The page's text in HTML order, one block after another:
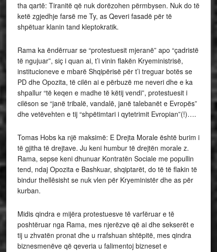
tha qartē: Tiranitë që nuk dorëzohen përmbysen. Nuk do të
ketë zgjedhje farsë me Ty, as Qeveri fasadë për të
shpëtuar klanin tand kleptokratik.
Rama ka ëndērruar se “protestuesit mjeranë” apo “çadristë
të ngujuar”, siç i quan ai, t’i vinin flakën Kryeministrisë,
institucioneve e mbarë Shqipërisë për t’i treguar botës se
PD dhe Opozita, të cilën ai e përbuzë me neveri dhe e ka
shpallur “të keqen e madhe të këtij vendi”, protestuesit i
cilëson se “janë tribalë, vandalē, janë talebanët e Evropës”
dhe vetëvehten e tij “shpëtimtari i qytetrimit Evropian”(!)….
Tomas Hobs ka një maksimë: E Drejta Morale është burim i
të gjitha të drejtave. Ju keni humbur të drejtën morale z.
Rama, sepse keni dhunuar Kontratën Sociale me popullin
tend, ndaj Opozita e Bashkuar, shqiptarët, do të të flakin të
bindur thellēsisht se nuk vlen për Kryeministër dhe as për
kurban.
Midis qindra e mijëra protestuesve tē varfëruar e tē
poshtëruar nga Rama, mes njerëzve që ai dhe sekserët e
tij u zhvatën pronat dhe u rrafshuan shtëpitë, mes qindra
biznesmenëve që qeveria u falimentoj bizneset e